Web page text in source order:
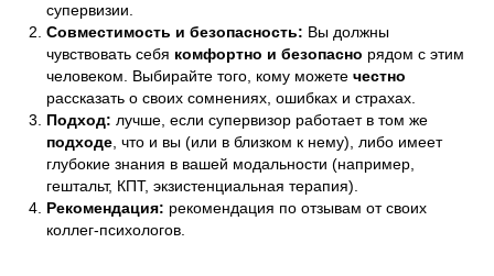
супервизии.
Совместимость и безопасность: Вы должны
чувствовать себя комфортно и безопасно рядом с этим
человеком. Выбирайте того, кому можете честно
рассказать о своих сомнениях, ошибках и страхах.
Подход: лучше, если супервизор работает в том же
подходе , что и вы (или в близком к нему), либо имеет
глубокие знания в вашей модальности (например,
гештальт, КПТ, экзистенциальная терапия).
Рекомендация: рекомендация по отзывам от своих
коллег-психологов.